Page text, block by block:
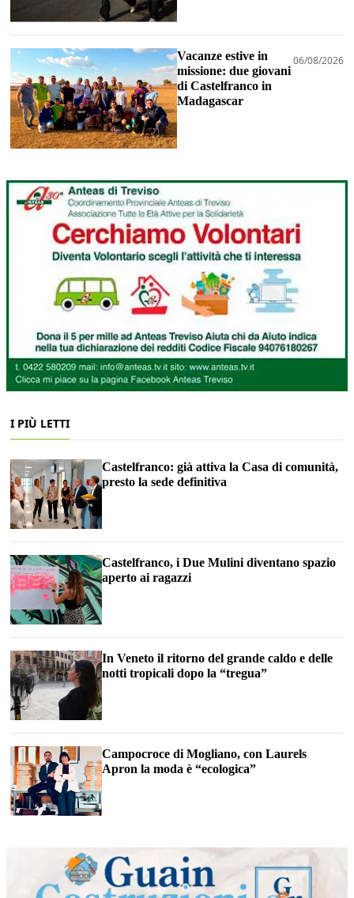
Vacanze estive in
missione: due giovani
di Castelfranco in
Madagascar
06/08/2026
I PIÙ LETTI
Castelfranco: già attiva la Casa di comunità,
presto la sede definitiva
Castelfranco, i Due Mulini diventano spazio
aperto ai ragazzi
In Veneto il ritorno del grande caldo e delle
notti tropicali dopo la “tregua”
Campocroce di Mogliano, con Laurels
Apron la moda è “ecologica”